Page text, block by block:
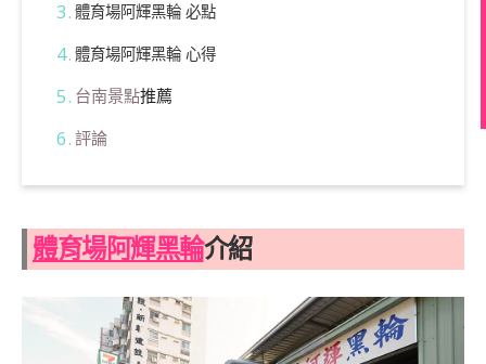
體育場阿輝黑輪 必點
體育場阿輝黑輪 心得
台南景點推薦
評論
體育場阿輝黑輪介紹